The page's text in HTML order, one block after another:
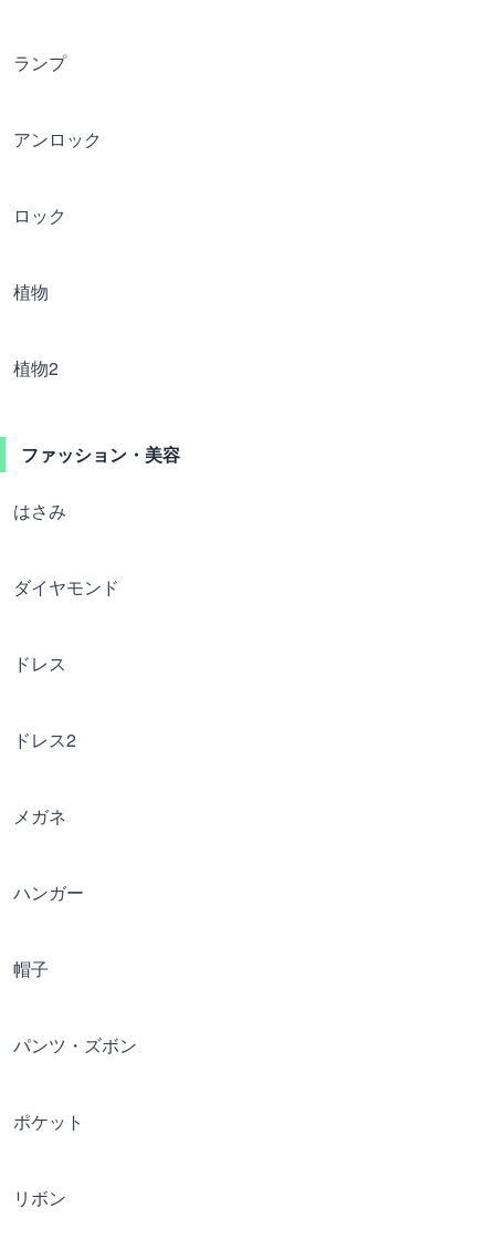
ランプ
アンロック
ロック
植物
植物2
ファッション・美容
はさみ
ダイヤモンド
ドレス
ドレス2
メガネ
ハンガー
帽子
パンツ・ズボン
ポケット
リボン